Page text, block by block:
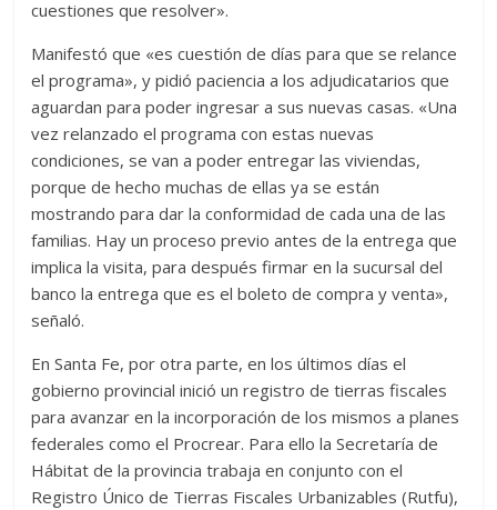
cuestiones que resolver».
Manifestó que «es cuestión de días para que se relance
el programa», y pidió paciencia a los adjudicatarios que
aguardan para poder ingresar a sus nuevas casas. «Una
vez relanzado el programa con estas nuevas
condiciones, se van a poder entregar las viviendas,
porque de hecho muchas de ellas ya se están
mostrando para dar la conformidad de cada una de las
familias. Hay un proceso previo antes de la entrega que
implica la visita, para después firmar en la sucursal del
banco la entrega que es el boleto de compra y venta»,
señaló.
En Santa Fe, por otra parte, en los últimos días el
gobierno provincial inició un registro de tierras fiscales
para avanzar en la incorporación de los mismos a planes
federales como el Procrear. Para ello la Secretaría de
Hábitat de la provincia trabaja en conjunto con el
Registro Único de Tierras Fiscales Urbanizables (Rutfu),